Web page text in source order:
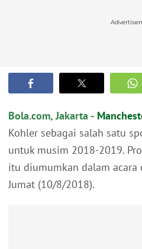
Bola.com, Jakarta -
Kohler sebagai salah satu
untuk musim 2018-2019.
itu diumumkan dalam acara
Jumat (10/8/2018).